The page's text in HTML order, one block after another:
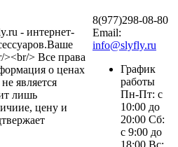
- интернет-
><br/> Все права
о ценах
является
лишь
цену и
8(977)298-08-80
Email:
info@slyfly.ru
График
работы
Пн-Пт: с
10:00 до
20:00 Сб:
с 9:00 до
18:00 Вс: